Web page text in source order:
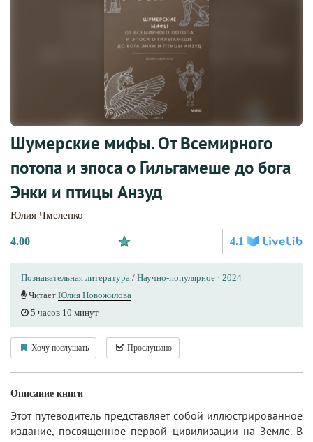
Шумерские мифы. От Всемирного
потопа и эпоса о Гильгамеше до бога
Энки и птицы Анзуд
Юлия Чмеленко
4.00 4.1
Познавательная литература / Научно-популярное · 2024
Читает Юлия Новожилова
5 часов 10 минут
Хочу послушать Прослушано
Описание книги
Этот путеводитель представляет собой иллюстрированное
издание, посвященное первой цивилизации на Земле. В